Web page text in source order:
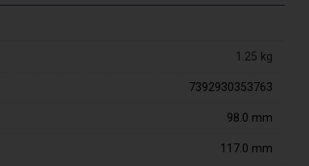
1.25 kg
7392930353763
98.0 mm
117.0 mm